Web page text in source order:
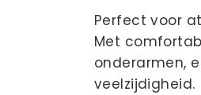
Perfect voor
Met
onderarmen,
veelzijdigheid.